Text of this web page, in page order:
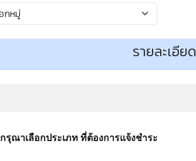
รายละเอียด
กรุณาเลือกประเภท ที่ต้องการแจ้งชำระ